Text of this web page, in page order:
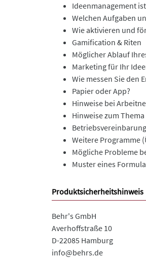
Ideenmanagement
Welchen Aufgaben
Wie aktivieren und
Gamification & Riten
Möglicher Ablauf
Marketing für Ihr
Wie messen Sie den
Papier oder App?
Hinweise bei
Hinweise zum
Weitere Programme
Mögliche Probleme
Muster eines
Produktsicherheitshinweis
Behr's GmbH
Averhoffstraße 10
D-22085 Hamburg
info@behrs.de